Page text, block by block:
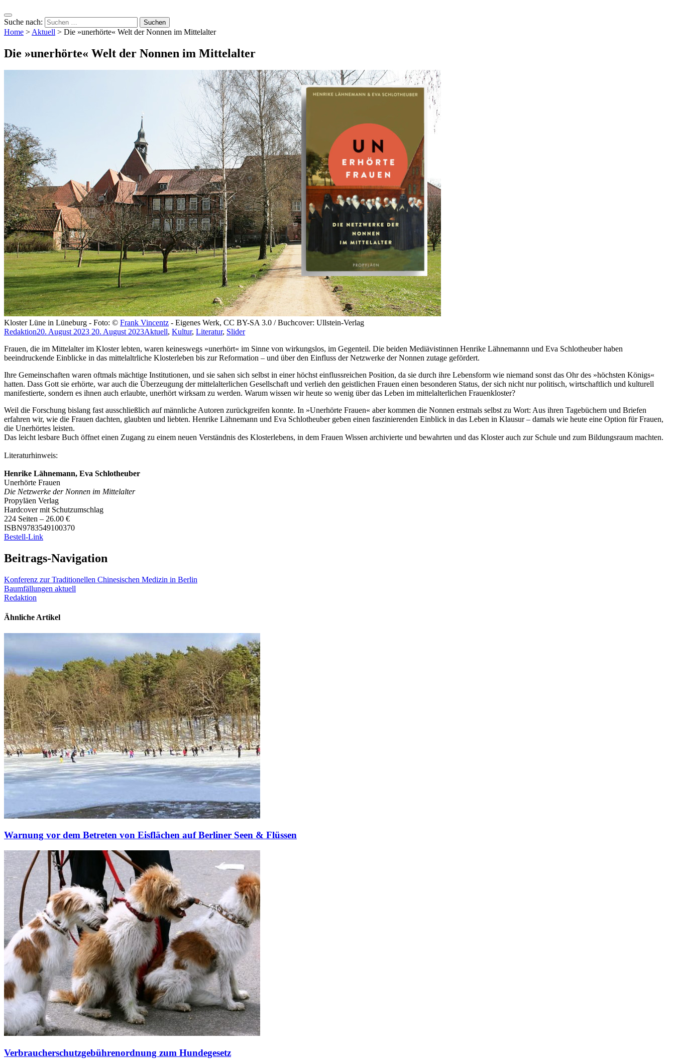
Suche nach:
Home > Aktuell > Die »unerhörte« Welt der Nonnen im Mittelalter
Die »unerhörte« Welt der Nonnen im Mittelalter
Kloster Lüne in Lüneburg - Foto: © Frank Vincentz - Eigenes Werk, CC BY-SA 3.0 / Buchcover: Ullstein-Verlag
Redaktion20. August 2023 20. August 2023Aktuell, Kultur, Literatur, Slider
Frauen, die im Mittelalter im Kloster lebten, waren keineswegs »unerhört« im Sinne von wirkungslos, im Gegenteil. Die beiden Mediävistinnen Henrike Lähnemannn und Eva Schlotheuber haben
beeindruckende Einblicke in das mittelaltrliche Klosterleben bis zur Reformation – und über den Einfluss der Netzwerke der Nonnen zutage gefördert.
Ihre Gemeinschaften waren oftmals mächtige Institutionen, und sie sahen sich selbst in einer höchst einflussreichen Position, da sie durch ihre Lebensform wie niemand sonst das Ohr des »höchsten Königs«
hatten. Dass Gott sie erhörte, war auch die Überzeugung der mittelalterlichen Gesellschaft und verlieh den geistlichen Frauen einen besonderen Status, der sich nicht nur politisch, wirtschaftlich und kulturell
manifestierte, sondern es ihnen auch erlaubte, unerhört wirksam zu werden. Warum wissen wir heute so wenig über das Leben im mittelalterlichen Frauenkloster?
Weil die Forschung bislang fast ausschließlich auf männliche Autoren zurückgreifen konnte. In »Unerhörte Frauen« aber kommen die Nonnen erstmals selbst zu Wort: Aus ihren Tagebüchern und Briefen
erfahren wir, wie die Frauen dachten, glaubten und liebten. Henrike Lähnemann und Eva Schlotheuber geben einen faszinierenden Einblick in das Leben in Klausur – damals wie heute eine Option für Frauen,
die Unerhörtes leisten.
Das leicht lesbare Buch öffnet einen Zugang zu einem neuen Verständnis des Klosterlebens, in dem Frauen Wissen archivierte und bewahrten und das Kloster auch zur Schule und zum Bildungsraum machten.
Literaturhinweis:
Henrike Lähnemann, Eva Schlotheuber
Unerhörte Frauen
Die Netzwerke der Nonnen im Mittelalter
Propyläen Verlag
Hardcover mit Schutzumschlag
224 Seiten – 26.00 €
ISBN9783549100370
Bestell-Link
Beitrags-Navigation
Konferenz zur Traditionellen Chinesischen Medizin in Berlin
Baumfällungen aktuell
Redaktion
Ähnliche Artikel
Warnung vor dem Betreten von Eisflächen auf Berliner Seen & Flüssen
Verbraucherschutzgebührenordnung zum Hundegesetz